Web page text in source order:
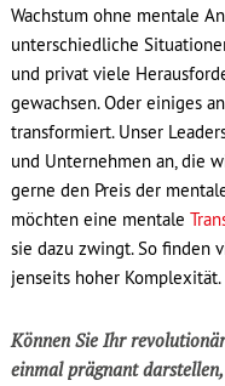
Wachstum ohne mentale
unterschiedliche
und privat viele
gewachsen. Oder einiges
transformiert. Unser
und Unternehmen an, die
gerne den Preis der
möchten eine mentale
sie dazu zwingt. So finden
jenseits hoher Komplexität.
Können Sie Ihr
einmal prägnant